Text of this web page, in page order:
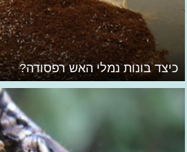
כיצד בונות נמלי האש רפסודה?